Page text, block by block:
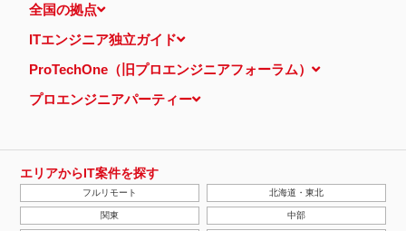
全国の拠点
ITエンジニア独立ガイド
ProTechOne（旧プロエンジニアフォーラム）
プロエンジニアパーティー
エリアからIT案件を探す
フルリモート 北海道・東北
関東 中部